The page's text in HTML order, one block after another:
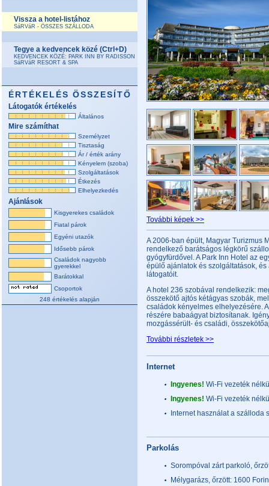
Vissza a hotel-listához
SáRVáR - ÖSSZES SZÁLLODA
Tegye a kedvencek közé (Ctrl+D)
KEDVENCEK KÖZÉ: PARK INN BY RADISSON
SáRVáR RESORT & SPA
ÉRTÉKELÉS ÖSSZESÍTŐ
Látogatók értékelés
Általános
Mire számíthat
Személyzet
Tisztaság
Ár / érték arány
Kényelem (szoba)
Szolgáltatások
Étkezés
Elhelyezkedés
Ajánlások
Kisgyerekes családok
Fiatal párok
Egyéni utazók
Idősebb párok
Családok nagyobb
gyerekkel
Barátokkal
Csoportok
248 értékelés alapján
További képek >>
A 2006-ban épült, Magyar Turizmus
rendelkező barátságos légkörű
gyógyfürdővel. A Park Inn Hotel az
épülő ajánlatok és szolgáltatások,
látogatóit.
A hotel 236 szobával rendelkezik:
összekötő ajtós kétágyas szobák,
családok kényelmes elhelyezésére.
részére babaágyat biztosítanak.
mozgássérült- és családi,
További részletek >>
Internet
Ingyenes! Wi-Fi vezeték
Ingyenes! Wi-Fi vezeték
Internet használat a szálloda
Parkolás
Sorompóval zárt parkoló,
Mélygarázs, őrzött: 1600